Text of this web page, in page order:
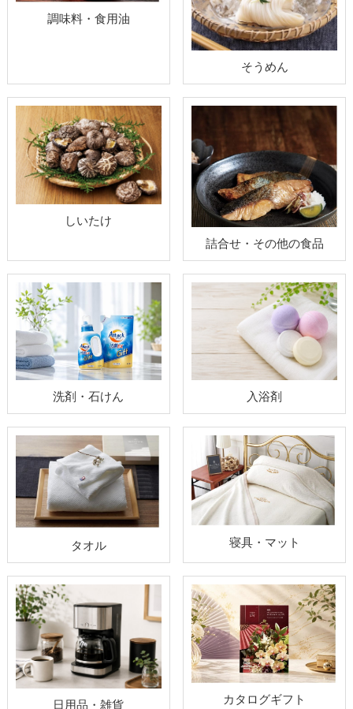
調味料・食用油
そうめん
しいたけ
詰合せ・その他の食品
洗剤・石けん 入浴剤
タオル 寝具・マット
日用品・雑貨 カタログギフト